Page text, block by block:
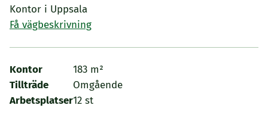
Kontor i Uppsala
Få vägbeskrivning
Kontor
Tillträde
Arbetsplatser
183 m²
Omgående
12 st